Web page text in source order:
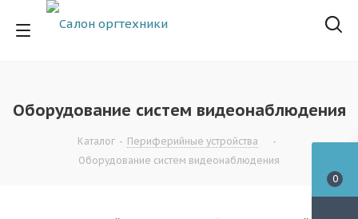
Оборудование систем видеонаблюдения
Каталог - Периферийные устройства
-
Оборудование систем видеонаблюдения
0